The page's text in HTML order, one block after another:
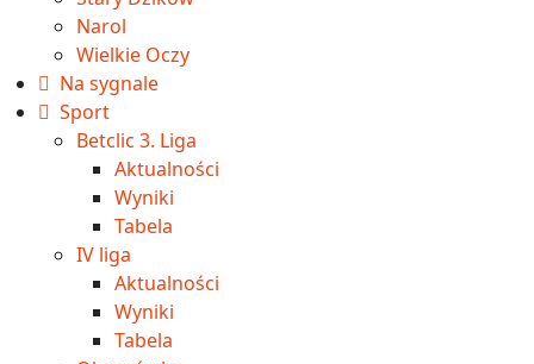
Narol
Wielkie Oczy
Na sygnale
Sport
Betclic 3. Liga
Aktualności
Wyniki
Tabela
IV liga
Aktualności
Wyniki
Tabela